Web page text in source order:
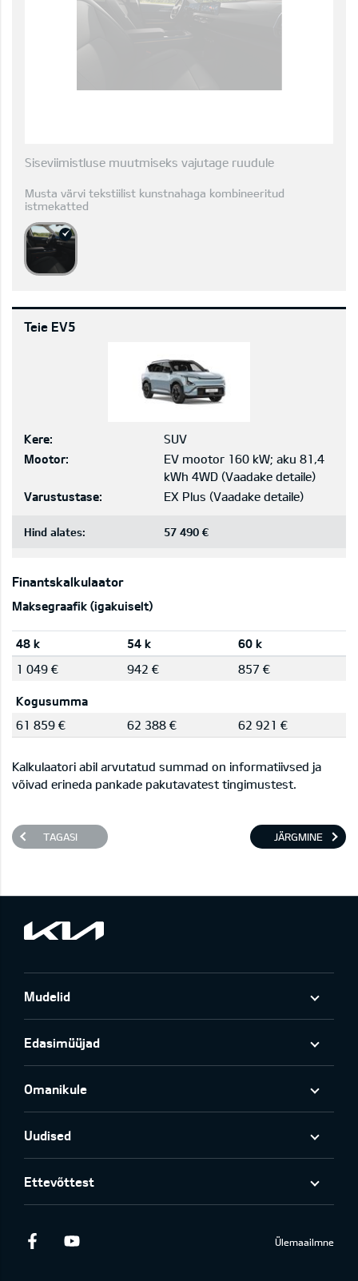
Siseviimistluse muutmiseks vajutage ruudule
Musta värvi tekstiilist kunstnahaga kombineeritud
istmekatted
Teie EV5
Kere:
SUV
Mootor:
EV mootor 160 kW; aku 81,4
kWh 4WD (Vaadake detaile)
Varustustase:
EX Plus (Vaadake detaile)
Hind alates: 57 490 €
Finantskalkulaator
Maksegraafik (igakuiselt)
48 k 54 k
60 k
1 049 €
942 € 857 €
Kogusumma
61 859 €
62 388 € 62 921 €
Kalkulaatori abil arvutatud summad on informatiivsed ja
võivad erineda pankade pakutavatest tingimustest.
TAGASI JÄRGMINE
Mudelid
Edasimüüjad
Omanikule
Uudised
Ettevõttest
Facebook Ülemaailmne